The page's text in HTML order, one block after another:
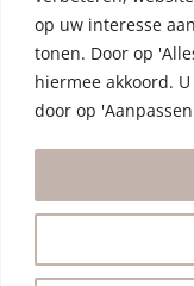
op uw interesse
tonen. Door op
hiermee akkoord.
door op